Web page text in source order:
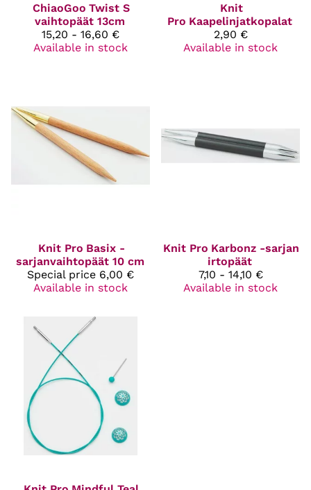
ChiaoGoo Twist S
vaihtopäät 13cm
15,20 - 16,60 €
Available in stock
Knit
Pro Kaapelinjatkopalat
2,90 €
Available in stock
Knit Pro Basix -
sarjanvaihtopäät 10 cm
Special price 6,00 €
Available in stock
Knit Pro Karbonz -sarjan
irtopäät
7,10 - 14,10 €
Available in stock